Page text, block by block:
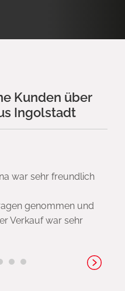
Kunden über
Ingolstadt
war sehr freundlich
genommen und
Verkauf war sehr